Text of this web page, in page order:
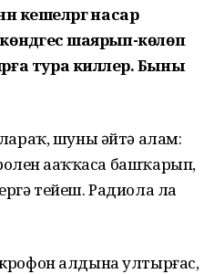
кешеләргә насар
шаярып-көлөп
тура киләлер. Быны
шуны әйтә алам:
аҙаҡҡаса башҡарып,
тейеш. Радиола ла
алдына ултырғас,